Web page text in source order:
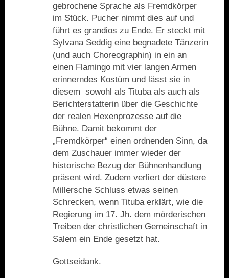
gebrochene Sprache als Fremdkörper
im Stück. Pucher nimmt dies auf und
führt es grandios zu Ende. Er steckt mit
Sylvana Seddig eine begnadete Tänzerin
(und auch Choreographin) in ein an
einen Flamingo mit vier langen Armen
erinnerndes Kostüm und lässt sie in
diesem sowohl als Tituba als auch als
Berichterstatterin über die Geschichte
der realen Hexenprozesse auf die
Bühne. Damit bekommt der
„Fremdkörper“ einen ordnenden Sinn, da
dem Zuschauer immer wieder der
historische Bezug der Bühnenhandlung
präsent wird. Zudem verliert der düstere
Millersche Schluss etwas seinen
Schrecken, wenn Tituba erklärt, wie die
Regierung im 17. Jh. dem mörderischen
Treiben der christlichen Gemeinschaft in
Salem ein Ende gesetzt hat.
Gottseidank.